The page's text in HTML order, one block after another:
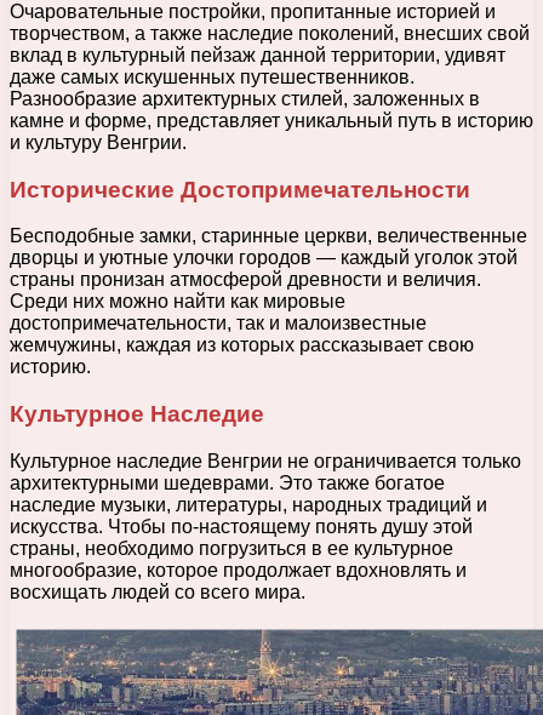
Очаровательные постройки, пропитанные историей и
творчеством, а также наследие поколений, внесших свой
вклад в культурный пейзаж данной территории, удивят
даже самых искушенных путешественников.
Разнообразие архитектурных стилей, заложенных в
камне и форме, представляет уникальный путь в историю
и культуру Венгрии.
Исторические Достопримечательности
Бесподобные замки, старинные церкви, величественные
дворцы и уютные улочки городов — каждый уголок этой
страны пронизан атмосферой древности и величия.
Среди них можно найти как мировые
достопримечательности, так и малоизвестные
жемчужины, каждая из которых рассказывает свою
историю.
Культурное Наследие
Культурное наследие Венгрии не ограничивается только
архитектурными шедеврами. Это также богатое
наследие музыки, литературы, народных традиций и
искусства. Чтобы по-настоящему понять душу этой
страны, необходимо погрузиться в ее культурное
многообразие, которое продолжает вдохновлять и
восхищать людей со всего мира.